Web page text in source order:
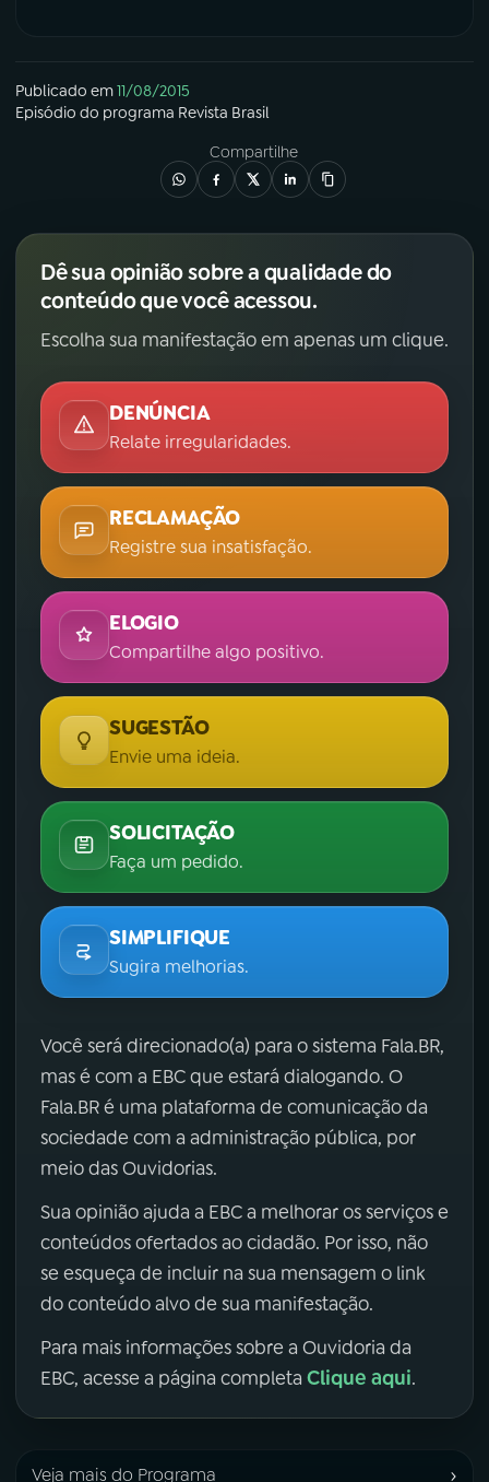
Publicado em11/08/2015
Episódio do programa Revista Brasil
Compartilhe
Dê sua opinião sobre a qualidade do
conteúdo que você acessou.
Escolha sua manifestação em apenas um clique.
DENÚNCIA
Relate irregularidades.
RECLAMAÇÃO
Registre sua insatisfação.
ELOGIO
Compartilhe algo positivo.
SUGESTÃO
Envie uma ideia.
SOLICITAÇÃO
Faça um pedido.
SIMPLIFIQUE
Sugira melhorias.
Você será direcionado(a) para o sistema Fala.BR,
mas é com a EBC que estará dialogando. O
Fala.BR é uma plataforma de comunicação da
sociedade com a administração pública, por
meio das Ouvidorias.
Sua opinião ajuda a EBC a melhorar os serviços e
conteúdos ofertados ao cidadão. Por isso, não
se esqueça de incluir na sua mensagem o link
do conteúdo alvo de sua manifestação.
Para mais informações sobre a Ouvidoria da
EBC, acesse a página completa Clique aqui.
Veja mais do Programa